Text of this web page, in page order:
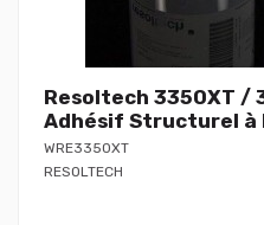
Resoltech 3350XT /
Adhésif Structurel à
WRE3350XT
RESOLTECH